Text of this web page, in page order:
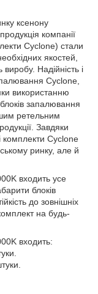
ксенону
компанії
Cyclone) стали
якостей,
виробу. Надійність і
Cyclone,
використанню
запалювання
ретельним
Завдяки
комплекти Cyclone
ринку, але й
входить усе
блоків
до зовнішніх
на будь-
входить: